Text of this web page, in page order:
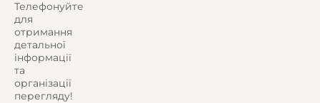
Телефонуйте
для
отримання
детальної
інформації
та
організації
перегляду!